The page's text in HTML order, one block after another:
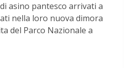
asino pantesco arrivati a
nella loro nuova dimora
del Parco Nazionale a